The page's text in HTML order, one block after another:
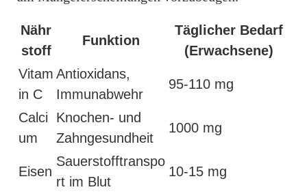
Nähr
stoff
Funktion
Täglicher Bedarf
(Erwachsene)
Vitam
in C
Antioxidans,
Immunabwehr
95-110 mg
Calci
um
Knochen- und
Zahngesundheit
1000 mg
Eisen
Sauerstofftranspo
rt im Blut
10-15 mg